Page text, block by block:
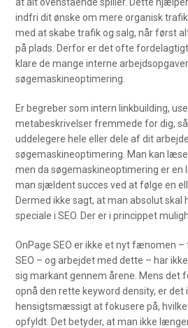
indfri dit ønske om mere organisk
med at skabe trafik og salg, når først
på plads. Derfor er det ofte
klare de mange interne
søgemaskineoptimering.
Er begreber som intern linkbuilding,
metabeskrivelser fremmede for dig,
uddelegere hele eller dele af dit
søgemaskineoptimering. Man kan
men da søgemaskineoptimering er
man sjældent succes ved at følge en
Dermed ikke sagt, at man absolut skal
speciale i SEO. Der er i princippet
OnPage SEO er ikke et nyt fænomen
SEO – og arbejdet med dette – har
sig markant gennem årene. Mens det
opnå den rette keyword density, er det
hensigtsmæssigt at fokusere på,
opfyldt. Det betyder, at man ikke